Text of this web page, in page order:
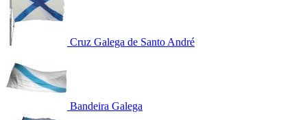
Cruz Galega de Santo André
Bandeira Galega